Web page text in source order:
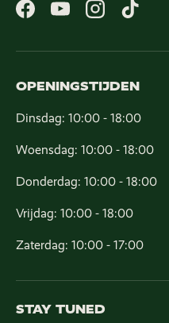
Facebook
YouTubeInstagram
TikTok
OPENINGSTIJDEN
Dinsdag: 10:00 - 18:00
Woensdag: 10:00 - 18:00
Donderdag: 10:00 - 18:00
Vrijdag: 10:00 - 18:00
Zaterdag: 10:00 - 17:00
STAY TUNED